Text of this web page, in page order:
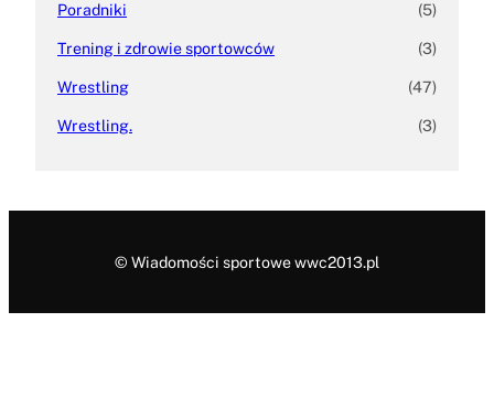
Poradniki (5)
Trening i zdrowie sportowców (3)
Wrestling (47)
Wrestling. (3)
© Wiadomości sportowe wwc2013.pl